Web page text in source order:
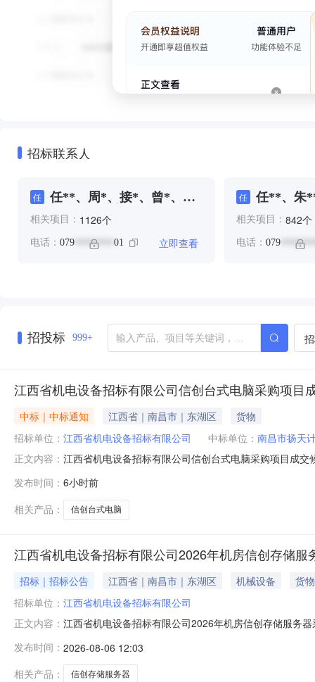
招标联系人
任
任**、周*、接*、曾*、杨
相关项目： 1126个
电话： 079 ******** 01 立即查看
任
任**、朱
相关项目： 842个
电话： 079
招投标 999+
江西省机电设备招标有限公司信创台式电脑采购项目
中标｜中标通知 江西省｜南昌市｜东湖区
货物
招标单位： 江西省机电设备招标有限公司 中标单位： 南昌市扬天
正文内容： 江西省机电设备招标有限公司信创台式电脑采购项目成
候选供应商：南昌市扬天计算机有限公司第二成交候选
发布时间： 6小时前
相关产品：
信创台式电脑
江西省机电设备招标有限公司2026年机房信创存储服
招标｜招标公告 江西省｜南昌市｜东湖区 机械设备
货物
招标单位： 江西省机电设备招标有限公司
正文内容： 江西省机电设备招标有限公司2026年机房信创存储服务
成相应设备供货、安装、调试并投入使用。1.4采购范围
持文件存储（NAS）、
发布时间： 2026-08-06 12:03
相关产品：
信创存储服务器